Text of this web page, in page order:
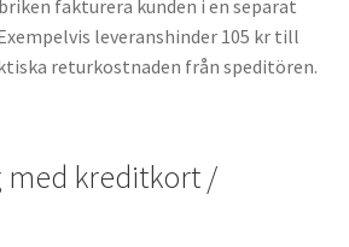
fakturera kunden i en separat
leveranshinder 105 kr till
returkostnaden från speditören.
med kreditkort /